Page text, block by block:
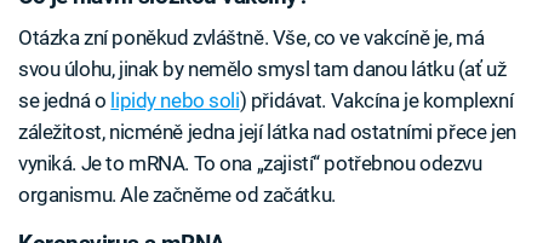
Otázka zní poněkud zvláštně. Vše, co ve vakcíně je, má
svou úlohu, jinak by nemělo smysl tam danou látku (ať už
se jedná o lipidy nebo soli) přidávat. Vakcína je komplexní
záležitost, nicméně jedna její látka nad ostatními přece jen
vyniká. Je to mRNA. To ona „zajistí“ potřebnou odezvu
organismu. Ale začněme od začátku.